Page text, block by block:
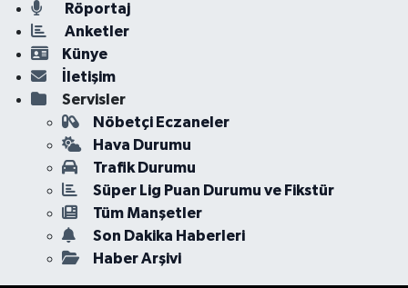
Röportaj
Anketler
Künye
İletişim
Servisler
Nöbetçi Eczaneler
Hava Durumu
Trafik Durumu
Süper Lig Puan Durumu ve Fikstür
Tüm Manşetler
Son Dakika Haberleri
Haber Arşivi